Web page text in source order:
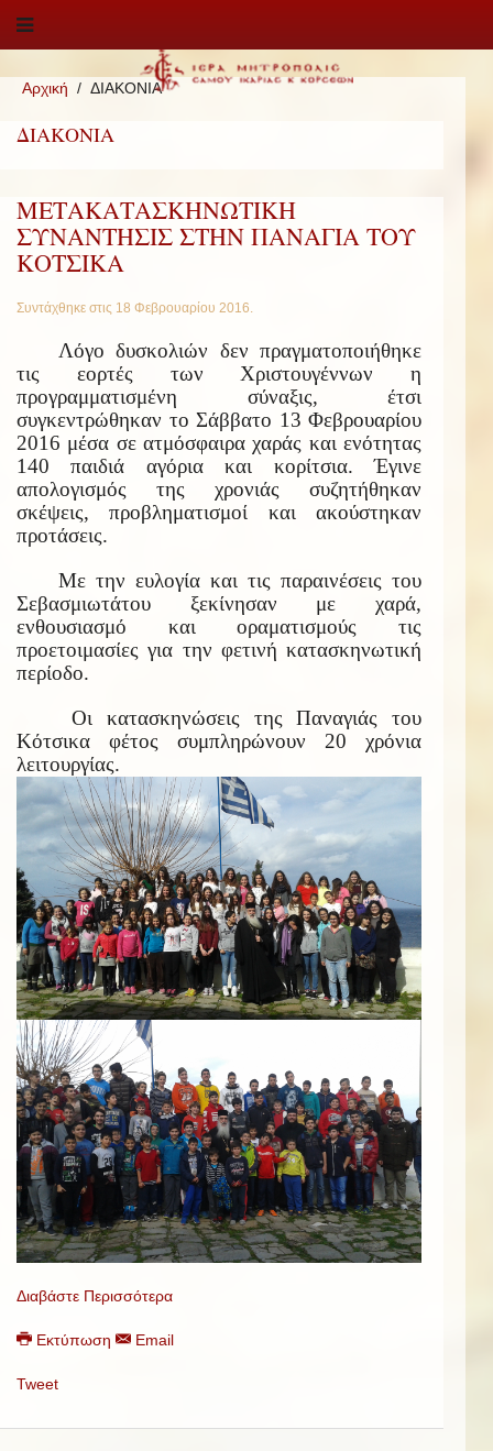
Αρχική ΔΙΑΚΟΝΙΑ
ΔΙΑΚΟΝΙΑ
ΜΕΤΑΚΑΤΑΣΚΗΝΩΤΙΚΗ
ΣΥΝΑΝΤΗΣΙΣ ΣΤΗΝ ΠΑΝΑΓΙΑ ΤΟΥ
ΚΟΤΣΙΚΑ
Συντάχθηκε στις 18 Φεβρουαρίου 2016.
Λόγο δυσκολιών δεν πραγματοποιήθηκε
τις εορτές των Χριστουγέννων η
προγραμματισμένη σύναξις, έτσι
συγκεντρώθηκαν το Σάββατο 13 Φεβρουαρίου
2016 μέσα σε ατμόσφαιρα χαράς και ενότητας
140 παιδιά αγόρια και κορίτσια. Έγινε
απολογισμός της χρονιάς συζητήθηκαν
σκέψεις, προβληματισμοί και ακούστηκαν
προτάσεις.
Με την ευλογία και τις παραινέσεις του
Σεβασμιωτάτου ξεκίνησαν με χαρά,
ενθουσιασμό και οραματισμούς τις
προετοιμασίες για την φετινή κατασκηνωτική
περίοδο.
Οι κατασκηνώσεις της Παναγιάς του
Κότσικα φέτος συμπληρώνουν 20 χρόνια
λειτουργίας.
Διαβάστε Περισσότερα
Εκτύπωση Email
Tweet